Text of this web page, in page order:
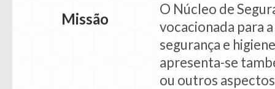
Missão
O Núcleo de
vocacionada para
segurança e
apresenta-se
ou outros